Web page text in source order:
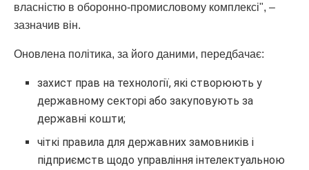
власністю в оборонно-промисловому комплексі", –
зазначив він.
Оновлена політика, за його даними, передбачає:
захист прав на технології, які створюють у
державному секторі або закуповують за
державні кошти;
чіткі правила для державних замовників і
підприємств щодо управління інтелектуальною